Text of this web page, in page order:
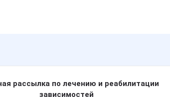
рассылка по лечению и реабилитации
зависимостей